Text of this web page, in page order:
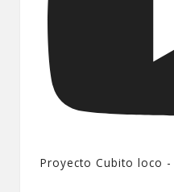
Proyecto Cubito loco